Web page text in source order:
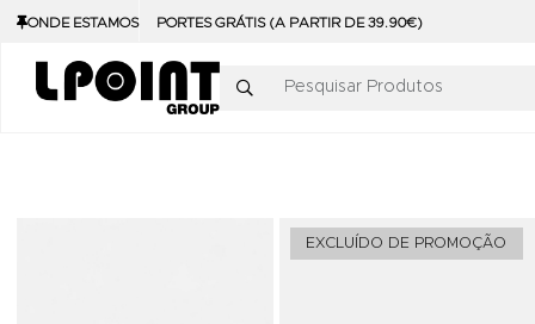
ONDE ESTAMOS PORTES GRÁTIS (A PARTIR DE 39.90€)
Pesquisar Produtos
Adicionar aos Favoritos
EXCLUÍDO DE PROMOÇÃO